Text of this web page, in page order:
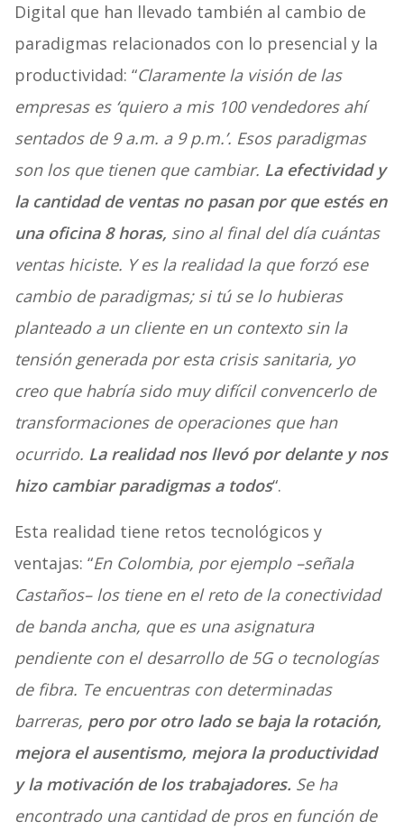
Digital que han llevado también al cambio de
paradigmas relacionados con lo presencial y la
productividad: “Claramente la visión de las
empresas es ‘quiero a mis 100 vendedores ahí
sentados de 9 a.m. a 9 p.m.’. Esos paradigmas
son los que tienen que cambiar. La efectividad y
la cantidad de ventas no pasan por que estés en
una oficina 8 horas, sino al final del día cuántas
ventas hiciste. Y es la realidad la que forzó ese
cambio de paradigmas; si tú se lo hubieras
planteado a un cliente en un contexto sin la
tensión generada por esta crisis sanitaria, yo
creo que habría sido muy difícil convencerlo de
transformaciones de operaciones que han
ocurrido. La realidad nos llevó por delante y nos
hizo cambiar paradigmas a todos“.
Esta realidad tiene retos tecnológicos y
ventajas: “En Colombia, por ejemplo –señala
Castaños– los tiene en el reto de la conectividad
de banda ancha, que es una asignatura
pendiente con el desarrollo de 5G o tecnologías
de fibra. Te encuentras con determinadas
barreras, pero por otro lado se baja la rotación,
mejora el ausentismo, mejora la productividad
y la motivación de los trabajadores. Se ha
encontrado una cantidad de pros en función de